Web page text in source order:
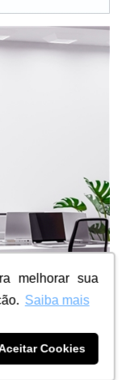
melhorar sua
Saiba mais
Cookies